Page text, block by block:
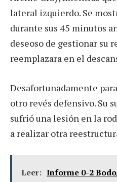
lateral izquierdo. Se
durante sus 45 minutos
deseoso de gestionar su
reemplazara en el
Desafortunadamente
otro revés defensivo. Su
sufrió una lesión en la
a realizar otra
Leer: Informe 0-2